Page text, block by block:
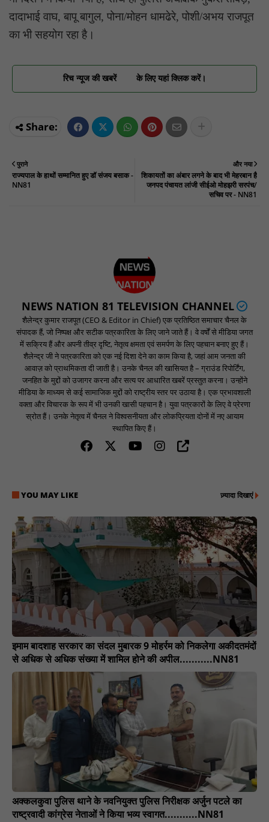
दादाभाई वाघ, बापू बागुल, पोना/मोहन धामढेरे, पोशी/अभय राजपूत
का भी सहयोग रहा है।
रिच न्यूज की खबरें के लिए यहां क्लिक करें।
और नया
शिकायतों का अंबार लगने के बाद भी मेहरबान है
जनपद पंचायत लांजी सीईओ मोहझरी सरपंच/
सचिव पर - NN81
पुराने
राज्यपाल के हाथों सम्मानित हुए डॉ संजय बसाक -
NN81
NEWS NATION 81 TELEVISION CHANNEL
शैलेन्द्र कुमार राजपूत (CEO & Editor in Chief) एक प्रतिष्ठित समाचार चैनल के
संपादक हैं, जो निष्पक्ष और सटीक पत्रकारिता के लिए जाने जाते हैं। वे वर्षों से मीडिया जगत
में सक्रिय हैं और अपनी तीव्र दृष्टि, नेतृत्व क्षमता एवं समर्पण के लिए पहचान बनाए हुए हैं।
शैलेन्द्र जी ने पत्रकारिता को एक नई दिशा देने का काम किया है, जहां आम जनता की
आवाज़ को प्राथमिकता दी जाती है। उनके चैनल की खासियत है – ग्राउंड रिपोर्टिंग,
जनहित के मुद्दों को उजागर करना और सत्य पर आधारित खबरें प्रस्तुत करना। उन्होंने
मीडिया के माध्यम से कई सामाजिक मुद्दों को राष्ट्रीय स्तर पर उठाया है। एक प्रभावशाली
वक्ता और विचारक के रूप में भी उनकी खासी पहचान है। युवा पत्रकारों के लिए वे प्रेरणा
स्रोत हैं। उनके नेतृत्व में चैनल ने विश्वसनीयता और लोकप्रियता दोनों में नए आयाम
स्थापित किए हैं।
YOU MAY LIKE ज़्यादा दिखाएं
इमाम बादशाह सरकार का संदल मुबारक 9 मोहर्रम को निकलेगा अकीदतमंदों
से अधिक से अधिक संख्या में शामिल होने की अपील...........NN81
अक्कलकुवा पुलिस थाने के नवनियुक्त पुलिस निरीक्षक अर्जुन पटले का
राष्ट्रवादी कांग्रेस नेताओं ने किया भव्य स्वागत...........NN81